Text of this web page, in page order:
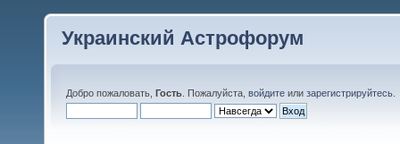
Украинский Астрофорум
Добро пожаловать, Гость . Пожалуйста, войдите или зарегистрируйтесь